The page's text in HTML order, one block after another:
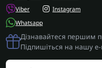
Viber
Whatsapp
Instagram
Дізнавайтеся першим
Підпишіться на нашу